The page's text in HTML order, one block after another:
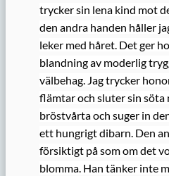
trycker sin lena kind mot
den andra handen håller
leker med håret. Det ger
blandning av moderlig
välbehag. Jag trycker
flämtar och sluter sin söta
bröstvårta och suger in
ett hungrigt dibarn. Den
försiktigt på som om det
blomma. Han tänker inte